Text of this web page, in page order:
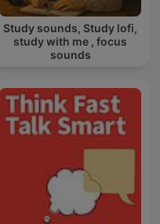
Study sounds, Study lofi,
study with me , focus
sounds